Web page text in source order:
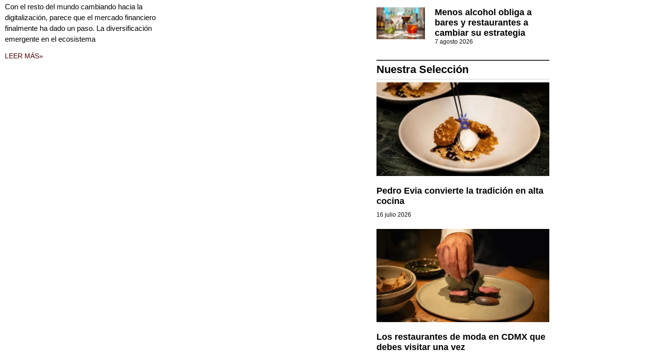
Con el resto del mundo cambiando hacia la
digitalización, parece que el mercado financiero
finalmente ha dado un paso. La diversificación
emergente en el ecosistema
LEER MÁS»
Menos alcohol obliga a
bares y restaurantes a
cambiar su estrategia
7 agosto 2026
Nuestra Selección
Pedro Evia convierte la tradición en alta
cocina
16 julio 2026
Los restaurantes de moda en CDMX que
debes visitar una vez